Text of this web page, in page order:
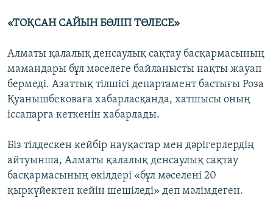
«ТОҚСАН САЙЫН БӨЛІП ТӨЛЕСЕ»
Алматы қалалық денсаулық сақтау басқармасының
мамандары бұл мәселеге байланысты нақты жауап
бермеді. Азаттық тілшісі департамент бастығы Роза
Қуанышбековаға хабарласқанда, хатшысы оның
іссапарға кеткенін хабарлады.
Біз тілдескен кейбір науқастар мен дәрігерлердің
айтуынша, Алматы қалалық денсаулық сақтау
басқармасының өкілдері «бұл мәселені 20
қыркүйектен кейін шешіледі» деп мәлімдеген.